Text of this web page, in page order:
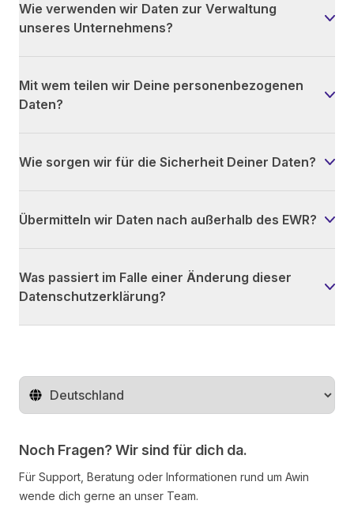
Wie verwenden wir Daten zur Verwaltung
unseres Unternehmens?
Mit wem teilen wir Deine personenbezogenen
Daten?
Wie sorgen wir für die Sicherheit Deiner Daten?
Übermitteln wir Daten nach außerhalb des EWR?
Was passiert im Falle einer Änderung dieser
Datenschutzerklärung?
Region ändern
Noch Fragen? Wir sind für dich da.
Für Support, Beratung oder Informationen rund um Awin
wende dich gerne an unser Team.